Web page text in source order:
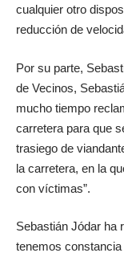
cualquier otro
reducción de
Por su parte,
de Vecinos,
mucho tiempo
carretera para que
trasiego de
la carretera, en la
con víctimas”.
Sebastián Jódar ha
tenemos